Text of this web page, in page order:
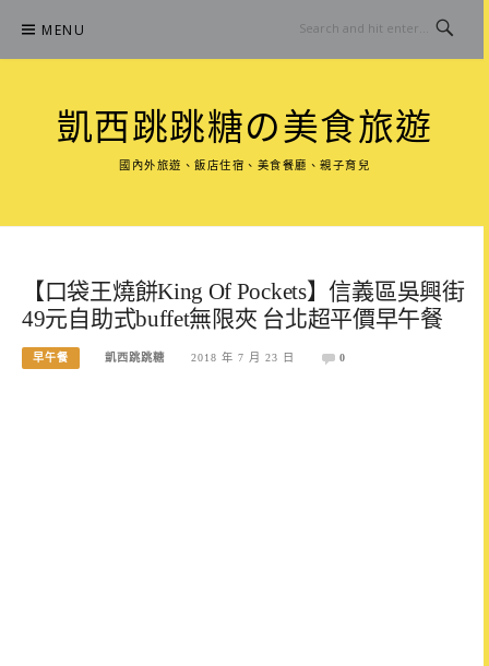
content
MENU
凱西跳跳糖の美食旅遊
國內外旅遊、飯店住宿、美食餐廳、親子育兒
【口袋王燒餅King Of Pockets】信義區吳興街
49元自助式buffet無限夾 台北超平價早午餐
早午餐 凱西跳跳糖 2018 年 7 月 23 日 0